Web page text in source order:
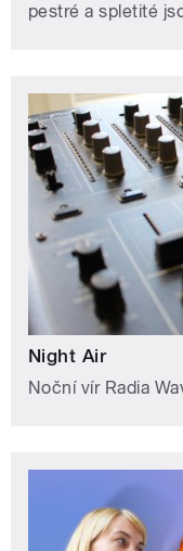
pestré a spletité
Night Air
Noční vír Radia